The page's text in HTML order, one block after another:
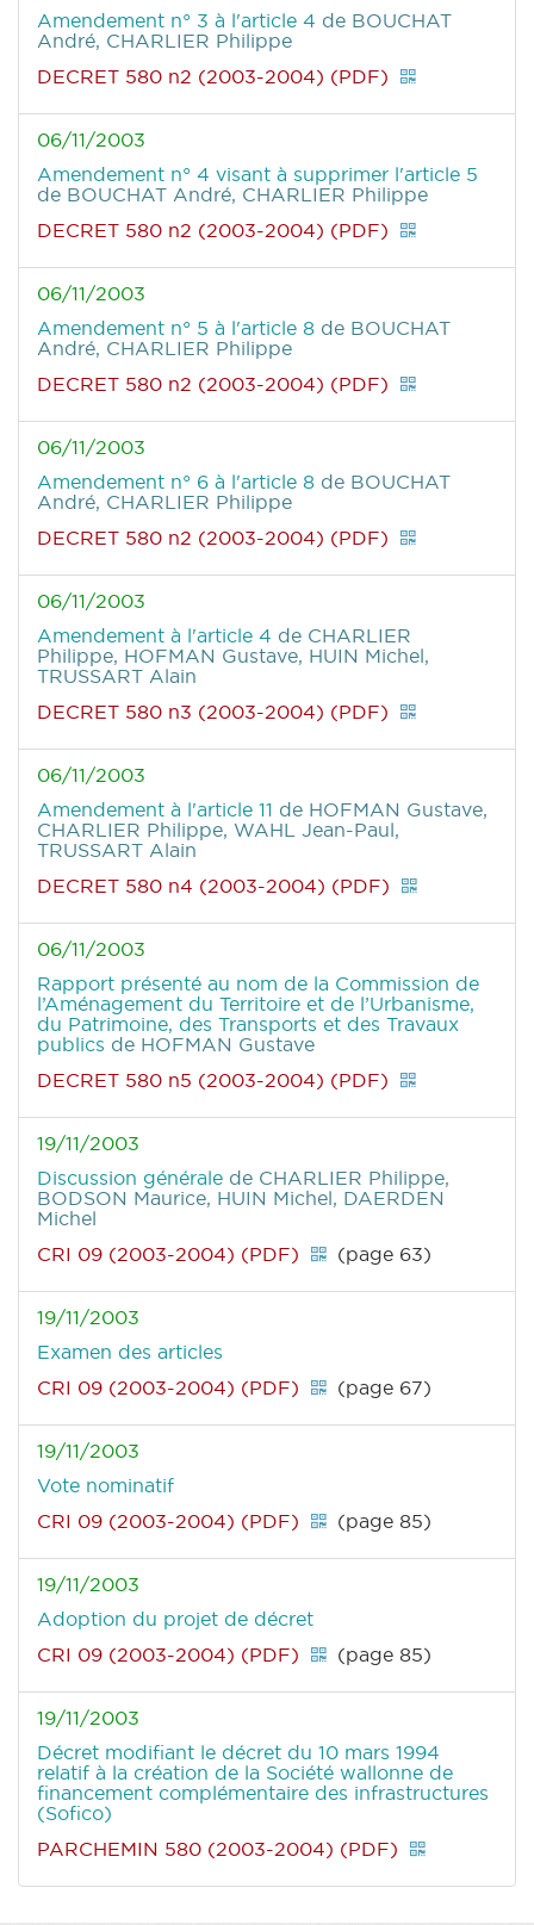
Amendement n° 3 à l'article 4 de BOUCHAT
André, CHARLIER Philippe
DECRET 580 n2 (2003-2004) (PDF)
06/11/2003
Amendement n° 4 visant à supprimer l'article 5
de BOUCHAT André, CHARLIER Philippe
DECRET 580 n2 (2003-2004) (PDF)
06/11/2003
Amendement n° 5 à l'article 8 de BOUCHAT
André, CHARLIER Philippe
DECRET 580 n2 (2003-2004) (PDF)
06/11/2003
Amendement n° 6 à l'article 8 de BOUCHAT
André, CHARLIER Philippe
DECRET 580 n2 (2003-2004) (PDF)
06/11/2003
Amendement à l'article 4 de CHARLIER
Philippe, HOFMAN Gustave, HUIN Michel,
TRUSSART Alain
DECRET 580 n3 (2003-2004) (PDF)
06/11/2003
Amendement à l'article 11 de HOFMAN Gustave,
CHARLIER Philippe, WAHL Jean-Paul,
TRUSSART Alain
DECRET 580 n4 (2003-2004) (PDF)
06/11/2003
Rapport présenté au nom de la Commission de
l’Aménagement du Territoire et de l’Urbanisme,
du Patrimoine, des Transports et des Travaux
publics de HOFMAN Gustave
DECRET 580 n5 (2003-2004) (PDF)
19/11/2003
Discussion générale de CHARLIER Philippe,
BODSON Maurice, HUIN Michel, DAERDEN
Michel
CRI 09 (2003-2004) (PDF)
(page 63)
19/11/2003
Examen des articles
CRI 09 (2003-2004) (PDF)
(page 67)
19/11/2003
Vote nominatif
CRI 09 (2003-2004) (PDF)
(page 85)
19/11/2003
Adoption du projet de décret
CRI 09 (2003-2004) (PDF)
(page 85)
19/11/2003
Décret modifiant le décret du 10 mars 1994
relatif à la création de la Société wallonne de
financement complémentaire des infrastructures
(Sofico)
PARCHEMIN 580 (2003-2004) (PDF)